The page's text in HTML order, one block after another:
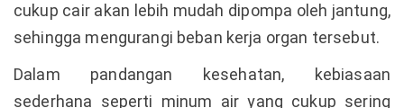
cukup cair akan lebih mudah dipompa oleh jantung,
sehingga mengurangi beban kerja organ tersebut.
Dalam pandangan kesehatan, kebiasaan
sederhana seperti minum air yang cukup sering